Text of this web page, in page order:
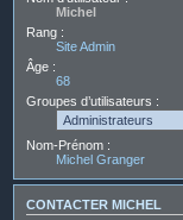
Michel
Rang :
Site Admin
Âge :
68
Groupes d’utilisateurs :
Nom-Prénom :
Michel Granger
CONTACTER MICHEL